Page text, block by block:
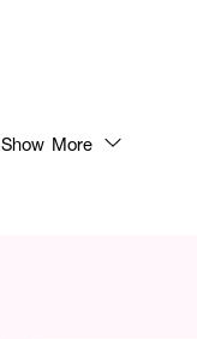
Show More